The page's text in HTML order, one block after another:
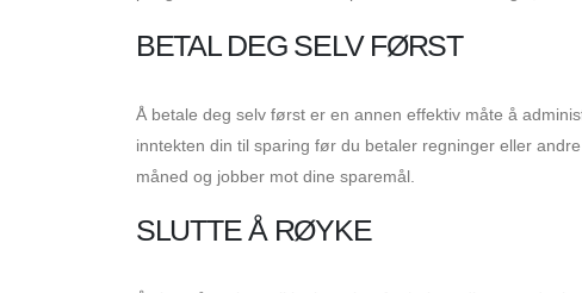
BETAL DEG SELV FØRST
Å betale deg selv først er en annen effektiv måte å
inntekten din til sparing før du betaler regninger eller
måned og jobber mot dine sparemål.
SLUTTE Å RØYKE